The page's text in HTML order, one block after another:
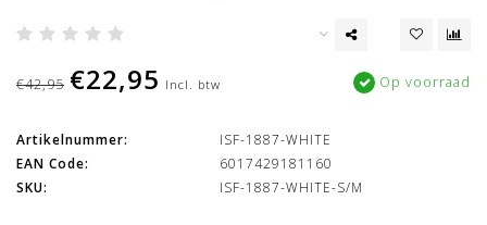
€42,95 €22,95 Incl. btw Op voorraad
Artikelnummer:
ISF-1887-WHITE
EAN Code:
6017429181160
SKU:
ISF-1887-WHITE-S/M